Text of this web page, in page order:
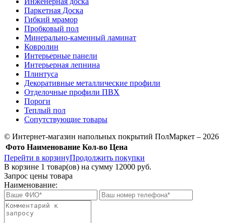
Паркетная Доска
Гибкий мрамор
Пробковый пол
Минерально-каменный ламинат
Ковролин
Интерьерные панели
Интерьерная лепнина
Плинтуса
Декоративные металлические профили
Отделочные профили ПВХ
Пороги
Теплый пол
Сопутствующие товары
© Интернет-магазин напольных покрытий ПолМаркет – 2026
Фото Наименование Кол-во Цена
Перейти в корзинуПродолжить покупки
В корзине 1 товар(ов) на сумму 12000 руб.
Запрос цены товара
Наименование: